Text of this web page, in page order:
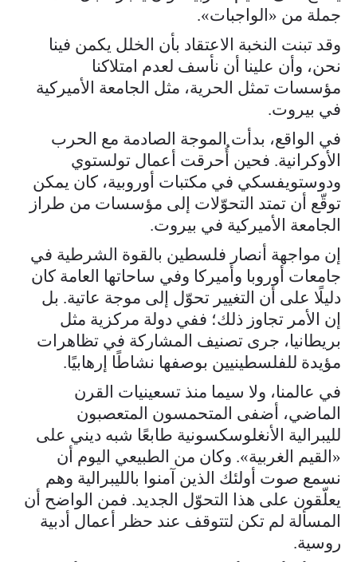
جملة من «الواجبات».
وقد تبنت النخبة الاعتقاد بأن الخلل يكمن فينا
نحن، وأن علينا أن نأسف لعدم امتلاكنا
مؤسسات تمثل الحرية، مثل الجامعة الأميركية
في بيروت.
في الواقع، بدأت الموجة الصادمة مع الحرب
الأوكرانية. فحين أُحرقت أعمال تولستوي
ودوستويفسكي في مكتبات أوروبية، كان يمكن
توقّع أن تمتد التحوّلات إلى مؤسسات من طراز
الجامعة الأميركية في بيروت.
إن مواجهة أنصار فلسطين بالقوة الشرطية في
جامعات أوروبا وأميركا وفي ساحاتها العامة كان
دليلًا على أن التغيير تحوّل إلى موجة عاتية. بل
إن الأمر تجاوز ذلك؛ ففي دولة مركزية مثل
بريطانيا، جرى تصنيف المشاركة في تظاهرات
مؤيدة للفلسطينيين بوصفها نشاطًا إرهابيًا.
في عالمنا، ولا سيما منذ تسعينيات القرن
الماضي، أضفى المتحمسون المتعصبون
لليبرالية الأنغلوسكسونية طابعًا شبه ديني على
«القيم الغربية». وكان من الطبيعي اليوم أن
نسمع صوت أولئك الذين آمنوا بالليبرالية وهم
يعلّقون على هذا التحوّل الجديد. فمن الواضح أن
المسألة لم تكن لتتوقف عند حظر أعمال أدبية
روسية.